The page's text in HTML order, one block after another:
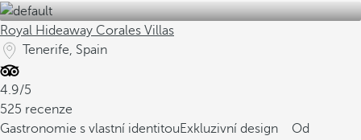
Royal Hideaway Corales Villas
Tenerife, Spain
4.9/5
525 recenze
Gastronomie s vlastní identitouExkluzivní design
Od